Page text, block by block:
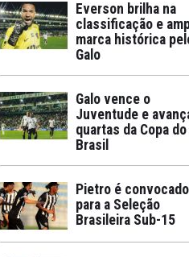
Everson brilha na
classificação e
marca histórica
Galo
Galo vence o
Juventude e
quartas da Copa do
Brasil
Pietro é convocado
para a Seleção
Brasileira Sub-15